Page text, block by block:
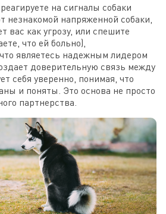
на сигналы собаки
незнакомой напряженной собаки,
вас как угрозу, или спешите
что ей больно),
являетесь надежным лидером
доверительную связь между
себя уверенно, понимая, что
и поняты. Это основа не просто
партнерства.